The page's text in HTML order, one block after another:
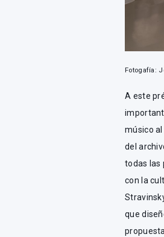
Fotogafía:
A este
músico
del
todas las
con la
que